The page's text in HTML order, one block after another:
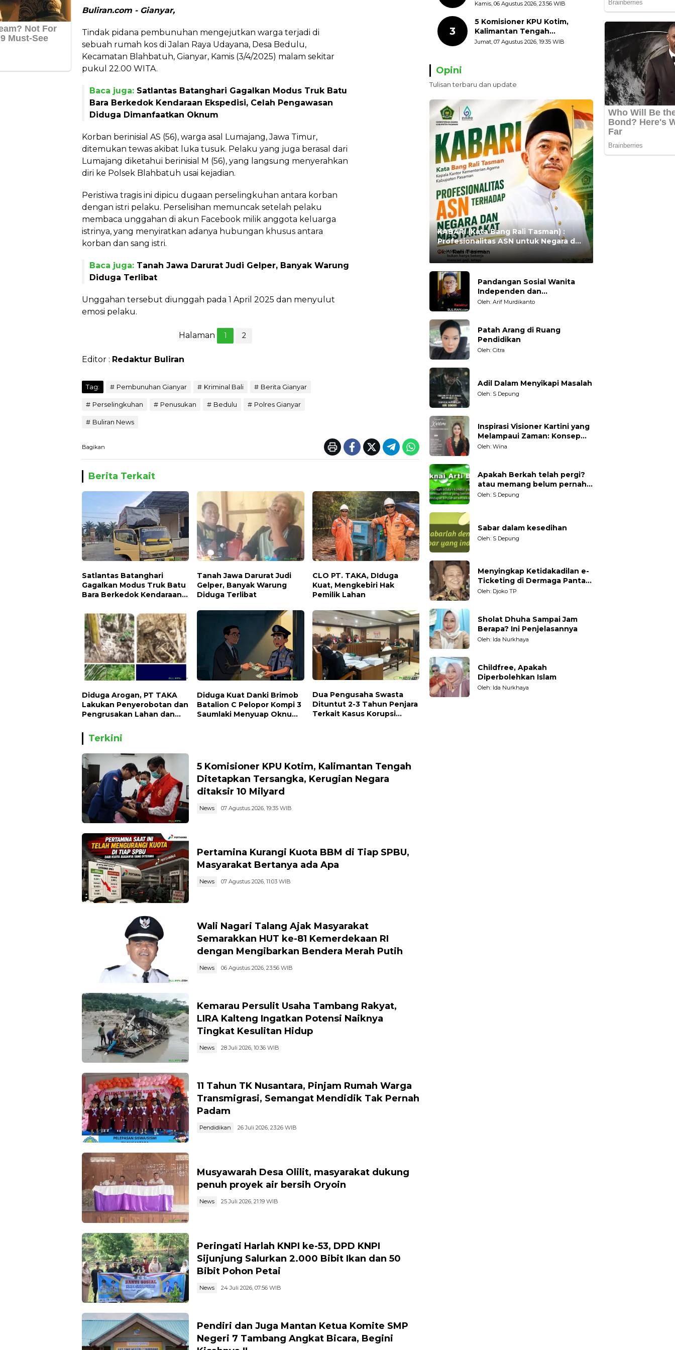
Buliran.com - Gianyar,
Tindak pidana pembunuhan mengejutkan warga terjadi di
sebuah rumah kos di Jalan Raya Udayana, Desa Bedulu,
Kecamatan Blahbatuh, Gianyar, Kamis (3/4/2025) malam sekitar
pukul 22.00 WITA.
Baca juga: Satlantas Batanghari Gagalkan Modus Truk Batu
Bara Berkedok Kendaraan Ekspedisi, Celah Pengawasan
Diduga Dimanfaatkan Oknum
Korban berinisial AS (56), warga asal Lumajang, Jawa Timur,
ditemukan tewas akibat luka tusuk. Pelaku yang juga berasal dari
Lumajang diketahui berinisial M (56), yang langsung menyerahkan
diri ke Polsek Blahbatuh usai kejadian.
Peristiwa tragis ini dipicu dugaan perselingkuhan antara korban
dengan istri pelaku. Perselisihan memuncak setelah pelaku
membaca unggahan di akun Facebook milik anggota keluarga
istrinya, yang menyiratkan adanya hubungan khusus antara
korban dan sang istri.
Baca juga: Tanah Jawa Darurat Judi Gelper, Banyak Warung
Diduga Terlibat
Unggahan tersebut diunggah pada 1 April 2025 dan menyulut
emosi pelaku.
Halaman 1 2
Editor : Redaktur Buliran
Tag: Pembunuhan Gianyar Kriminal Bali Berita Gianyar
Perselingkuhan Penusukan Bedulu Polres Gianyar
Buliran News
Bagikan
Berita Terkait
Satlantas Batanghari
Gagalkan Modus Truk Batu
Bara Berkedok Kendaraan
Pengawasan Diduga
Dimanfaatkan Oknum
Tanah Jawa Darurat Judi
Gelper, Banyak Warung
Diduga Terlibat
CLO PT. TAKA, DIduga
Kuat, Mengkebiri Hak
Pemilik Lahan
Diduga Arogan, PT TAKA
Lakukan Penyerobotan dan
Pengrusakan Lahan dan
Lermatan
Diduga Kuat Danki Brimob
Batalion C Pelopor Kompi 3
Saumlaki Menyuap Oknum
Dua Pengusaha Swasta
Dituntut 2-3 Tahun Penjara
Terkait Kasus Korupsi
Terkini
5 Komisioner KPU Kotim, Kalimantan Tengah
Ditetapkan Tersangka, Kerugian Negara
ditaksir 10 Milyard
News 07 Agustus 2026, 19:35 WIB
Pertamina Kurangi Kuota BBM di Tiap SPBU,
Masyarakat Bertanya ada Apa
News 07 Agustus 2026, 11:03 WIB
Wali Nagari Talang Ajak Masyarakat
Semarakkan HUT ke-81 Kemerdekaan RI
dengan Mengibarkan Bendera Merah Putih
News 06 Agustus 2026, 23:56 WIB
Kemarau Persulit Usaha Tambang Rakyat,
LIRA Kalteng Ingatkan Potensi Naiknya
Tingkat Kesulitan Hidup
News 28 Juli 2026, 10:36 WIB
11 Tahun TK Nusantara, Pinjam Rumah Warga
Transmigrasi, Semangat Mendidik Tak Pernah
Padam
Pendidikan 26 Juli 2026, 23:26 WIB
Musyawarah Desa Olilit, masyarakat dukung
penuh proyek air bersih Oryoin
News 25 Juli 2026, 21:19 WIB
Peringati Harlah KNPI ke-53, DPD KNPI
Sijunjung Salurkan 2.000 Bibit Ikan dan 50
Bibit Pohon Petai
News 24 Juli 2026, 07:56 WIB
Pendiri dan Juga Mantan Ketua Komite SMP
Negeri 7 Tambang Angkat Bicara, Begini
HUT ke-81 Kemerdekaan RI
Bendera Merah Putih
Kamis, 06 Agustus 2026, 23:56 WIB
3
5 Komisioner KPU Kotim,
Kalimantan Tengah
Ditetapkan Tersangka,
Jumat, 07 Agustus 2026, 19:35 WIB
Opini
Tulisan terbaru dan update
KABARI (Kata Bang Rali Tasman) :
Profesionalitas ASN untuk Negara dan
Masyarakat
Oleh:Rali Tasman
Pandangan Sosial Wanita
Independen dan
Karakteristiknya
Oleh: Arif Murdikanto
Patah Arang di Ruang
Pendidikan
Oleh: Citra
Adil Dalam Menyikapi Masalah
Oleh: S Depung
Inspirasi Visioner Kartini yang
Melampaui Zaman: Konsep
Kecakapan Hidup bagi
Oleh: Wina
Apakah Berkah telah pergi?
atau memang belum pernah
datang?
Oleh: S Depung
Sabar dalam kesedihan
Oleh: S Depung
Menyingkap Ketidakadilan e-
Ticketing di Dermaga Pantai
Kartini Jepara, terhadap
Oleh: Djoko TP
Sholat Dhuha Sampai Jam
Berapa? Ini Penjelasannya
Oleh: Ida Nurkhaya
Childfree, Apakah
Diperbolehkan Islam
Oleh: Ida Nurkhaya